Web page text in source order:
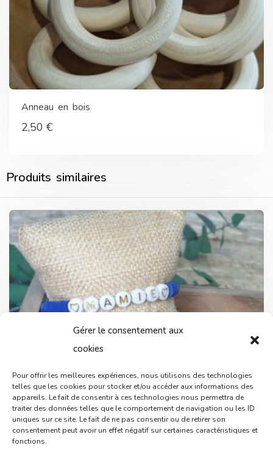
Gérer le consentement aux
cookies
Pour offrir les meilleures expériences, nous utilisons des technologies
telles que les cookies pour stocker et/ou accéder aux informations des
appareils. Le fait de consentir à ces technologies nous permettra de
traiter des données telles que le comportement de navigation ou les ID
uniques sur ce site. Le fait de ne pas consentir ou de retirer son
consentement peut avoir un effet négatif sur certaines caractéristiques et
fonctions.
Anneau en bois
2,50 €
Produits similaires